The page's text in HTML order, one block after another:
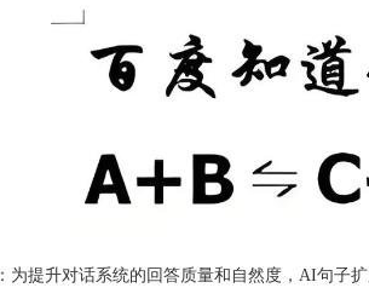
：为提升对话系统的回答质量和自然度，AI句子